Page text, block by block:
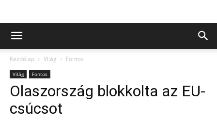
Kezdőlap Világ Fontos
Világ Fontos
Olaszország blokkolta az EU-
csúcsot